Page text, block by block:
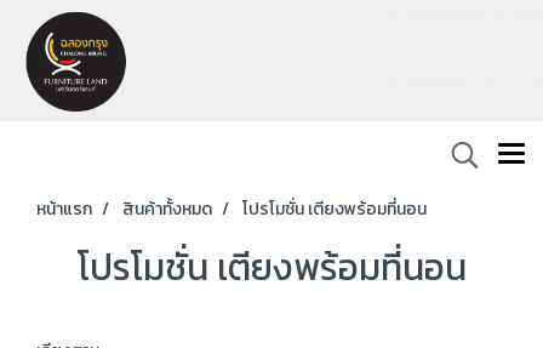
หน้าแรก สินค้าทั้งหมด โปรโมชั่น เตียงพร้อมที่นอน
โปรโมชั่น เตียงพร้อมที่นอน